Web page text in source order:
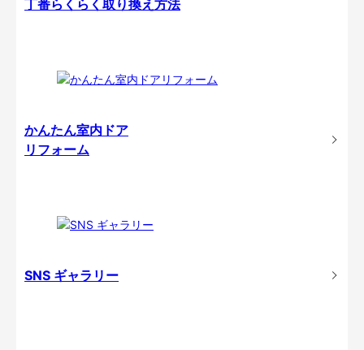
丁番らくらく取り換え方法
かんたん室内ドア
リフォーム
SNS ギャラリー